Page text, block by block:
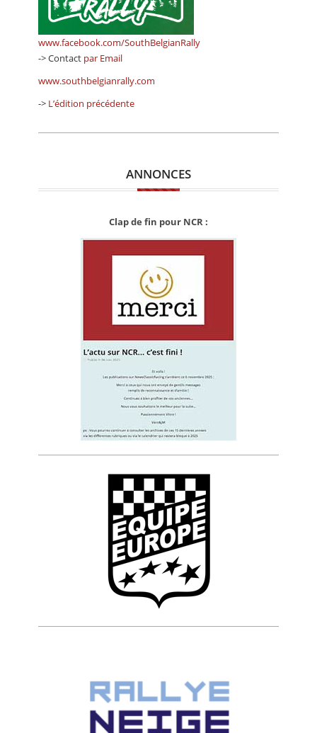
www.facebook.com/SouthBelgianRally
-> Contact par Email
www.southbelgianrally.com
-> L’édition précédente
ANNONCES
Clap de fin pour NCR :